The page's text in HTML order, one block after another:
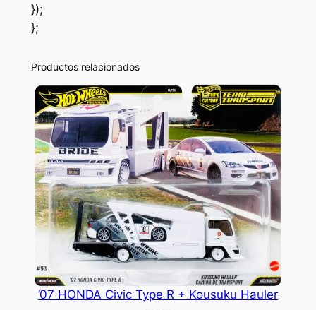
});
};
Productos relacionados
’07 HONDA Civic Type R + Kousuku Hauler